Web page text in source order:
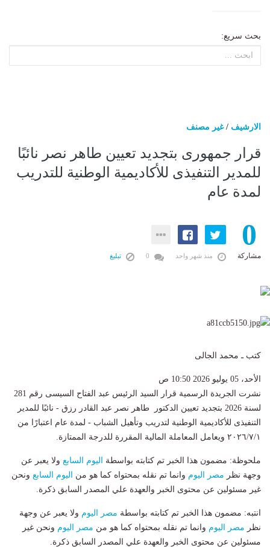
بحث سريع:
الارشيف /غير مصنف
قرار جمهورى بتجديد تعيين طاهر نصر نائبًا
للمدير التنفيذى للأكاديمية الوطنية للتدريب
لمدة عام
0
مشاركة منذ شهر واحد تبليغ
كتب ـ محمد الجالى
الأحد، 05 يوليو 2026 10:50 ص
نشرت الجريدة الرسمية قرار السيد الرئيس عبد الفتاح السيسى رقم 281
لسنة 2026 بتجديد تعيين الدكتور طاهر نصر عبد القادر رزق - نائبًا للمدير
التنفيذى للأكاديمية الوطنية لتدريب وتأهيل الشباب - لمدة عام اعتبارًا من
٢٠٢٦/٧/١ ويعامل المعاملة المالية المقررة للدرجة الممتازة.
ملحوظة: مضمون هذا الخبر تم كتابته بواسطة اليوم السابع ولا يعبر عن
وجهة نظر مصر اليوم وانما تم نقله بمحتواه كما هو من اليوم السابع ونحن
غير مسئولين عن محتوى الخبر والعهدة علي المصدر السابق ذكرة.
انتبه: مضمون هذا الخبر تم كتابته بواسطة مصر اليوم ولا يعبر عن وجهة
نظر مصر اليوم وانما تم نقله بمحتواه كما هو من مصر اليوم ونحن غير
مسئولين عن محتوى الخبر والعهدة علي المصدر السابق ذكرة.